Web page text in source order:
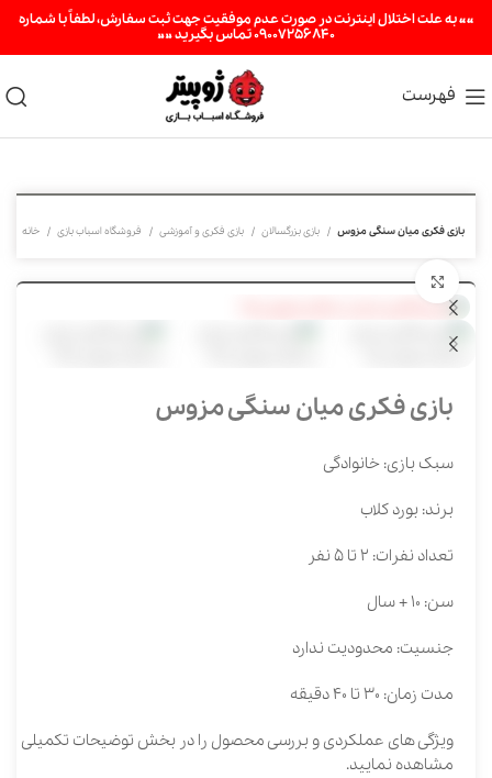
«« به علت اختلال اینترنت در صورت عدم موفقیت جهت ثبت سفارش، لطفاً با شماره
09007256840 تماس بگیرید »»
فهرست
بازی فکری میان سنگی مزوس
برای بزرگنمایی کلیک کنید
بازی فکری میان سنگی مزوس
سبک بازی: خانوادگی
برند: بورد کلاب
تعداد نفرات: 2 تا 5 نفر
سن: 10 + سال
جنسیت: محدودیت ندارد
مدت زمان: 30 تا 40 دقیقه
ویژگی های عملکردی و بررسی محصول را در بخش توضیحات تکمیلی
مشاهده نمایید.